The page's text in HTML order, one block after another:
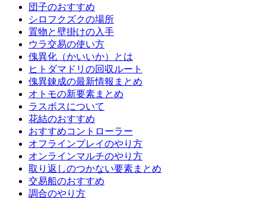
団子のおすすめ
シロフクズクの場所
置物と壁掛けの入手
ウラ交易の使い方
傀異化（かいいか）とは
ヒトダマドリの回収ルート
傀異錬成の最新情報まとめ
オトモの新要素まとめ
ラスボスについて
花結のおすすめ
おすすめコントローラー
オフラインプレイのやり方
オンラインマルチのやり方
取り返しのつかない要素まとめ
交易船のおすすめ
調合のやり方